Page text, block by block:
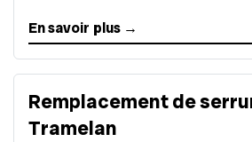
En savoir plus →
Remplacement de
Tramelan